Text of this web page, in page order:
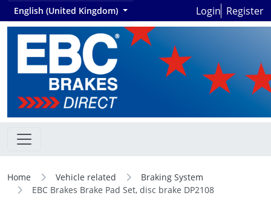
English (United Kingdom) Login Register
Home Vehicle related
Braking System
EBC Brakes Brake Pad Set, disc brake DP2108